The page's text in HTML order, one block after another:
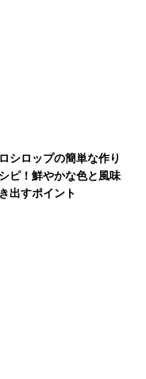
シロップの簡単な作り
ピ！鮮やかな色と風味
出すポイント